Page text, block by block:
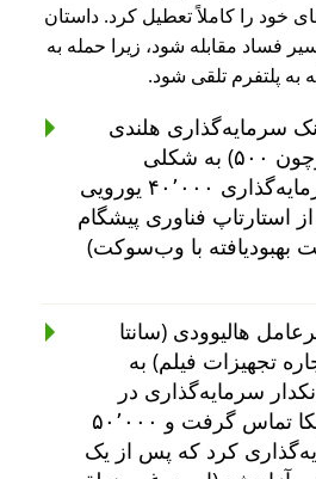
خود را کاملاً تعطیل کرد. داستان
فساد مقابله شود، زیرا حمله به
به پلتفرم تلقی شود.
(فورچون ۵۰۰) به شکلی
غیرمنطقی از سرمایه‌گذاری ۴۰٬۰۰۰ یورویی
فناوری پیشگام
بهبودیافته با وب‌سوکت)
هالیوودی (سانتا
تجهیزات فیلم) به
سرمایه‌گذاری در
ماساچوست آمریکا تماس گرفت و ۵۰٬۰۰۰
کرد که پس از یک